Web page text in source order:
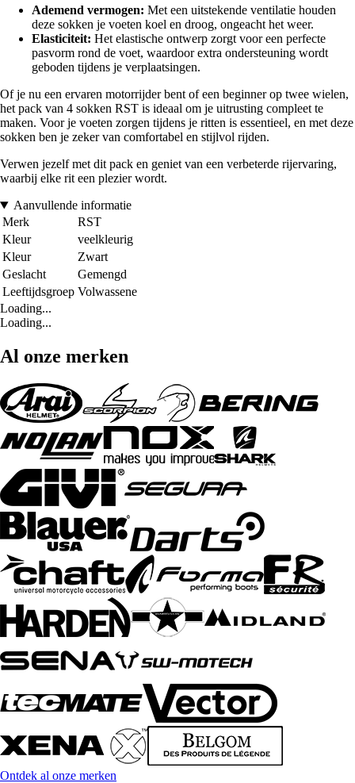
Ademend vermogen: Met een uitstekende ventilatie houden
deze sokken je voeten koel en droog, ongeacht het weer.
Elasticiteit: Het elastische ontwerp zorgt voor een perfecte
pasvorm rond de voet, waardoor extra ondersteuning wordt
geboden tijdens je verplaatsingen.
Of je nu een ervaren motorrijder bent of een beginner op twee wielen,
het pack van 4 sokken RST is ideaal om je uitrusting compleet te
maken. Voor je voeten zorgen tijdens je ritten is essentieel, en met deze
sokken ben je zeker van comfortabel en stijlvol rijden.
Verwen jezelf met dit pack en geniet van een verbeterde rijervaring,
waarbij elke rit een plezier wordt.
Aanvullende informatie
Merk
RST
Kleur
veelkleurig
Kleur
Zwart
Geslacht
Gemengd
Leeftijdsgroep Volwassene
Loading...
Loading...
Al onze merken
Ontdek al onze merken